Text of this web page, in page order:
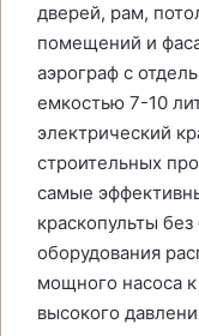
дверей, рам,
помещений и
аэрограф с
емкостью 7-10
электрический
строительных
самые
краскопульты
оборудования
мощного насоса
высокого